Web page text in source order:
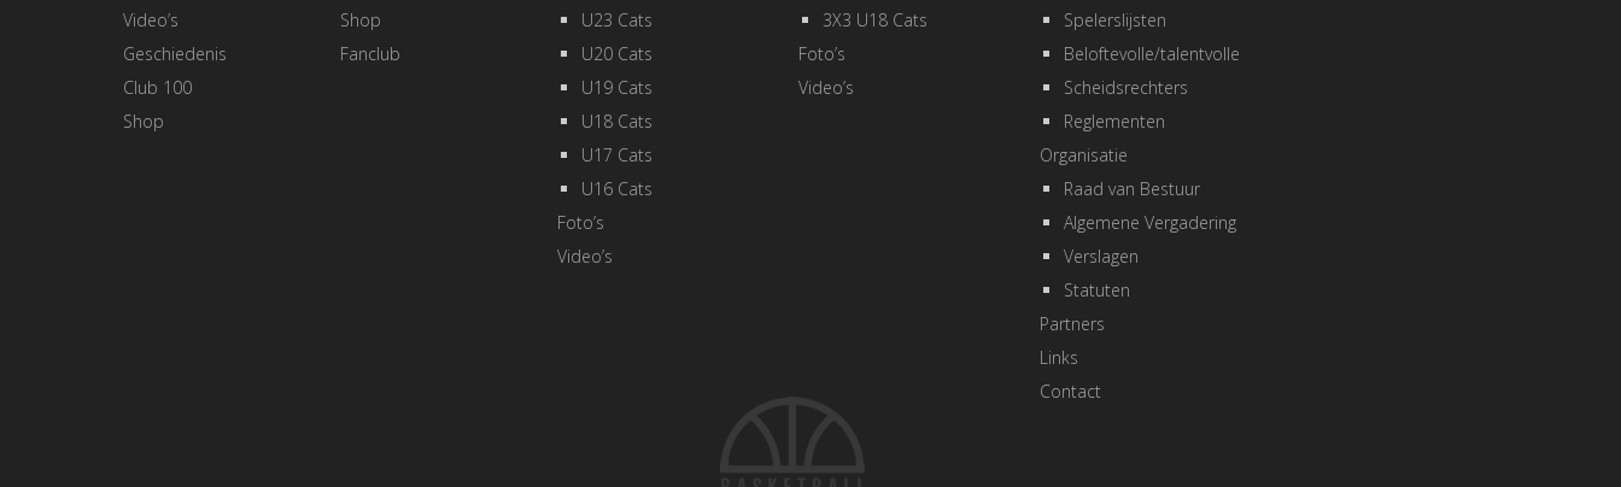
Video’s
Geschiedenis
Club 100
Shop
Shop
Fanclub
U23 Cats
U20 Cats
U19 Cats
U18 Cats
U17 Cats
U16 Cats
Foto’s
Video’s
3X3 U18 Cats
Foto’s
Video’s
Spelerslijsten
Beloftevolle/talentvolle
Scheidsrechters
Reglementen
Organisatie
Raad van Bestuur
Algemene Vergadering
Verslagen
Statuten
Partners
Links
Contact